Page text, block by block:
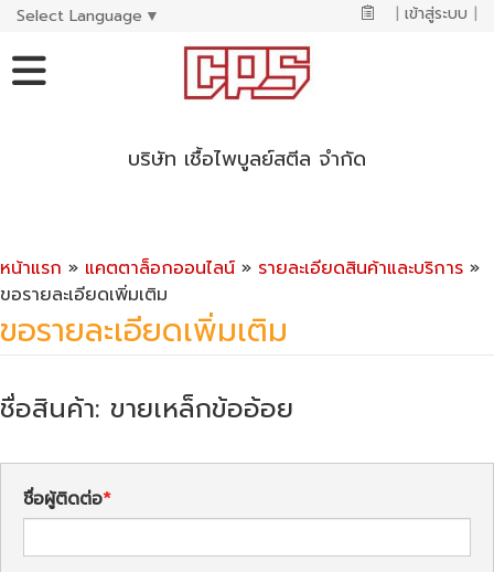
Select Language ▼ | เข้าสู่ระบบ |
บริษัท เชื้อไพบูลย์สตีล จำกัด
หน้าแรก » แคตตาล็อกออนไลน์ » รายละเอียดสินค้าและบริการ »
ขอรายละเอียดเพิ่มเติม
ขอรายละเอียดเพิ่มเติม
ชื่อสินค้า: ขายเหล็กข้ออ้อย
ชื่อผู้ติดต่อ